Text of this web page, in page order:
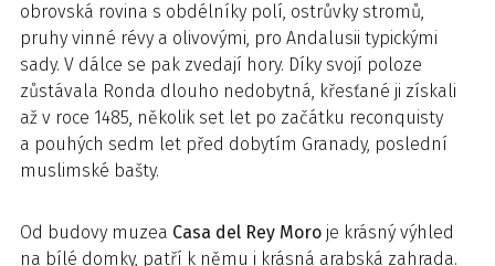
obrovská rovina s obdélníky polí, ostrůvky stromů,
pruhy vinné révy a olivovými, pro Andalusii typickými
sady. V dálce se pak zvedají hory. Díky svojí poloze
zůstávala Ronda dlouho nedobytná, křesťané ji získali
až v roce 1485, několik set let po začátku reconquisty
a pouhých sedm let před dobytím Granady, poslední
muslimské bašty.
Od budovy muzea Casa del Rey Moro je krásný výhled
na bílé domky, patří k němu i krásná arabská zahrada.